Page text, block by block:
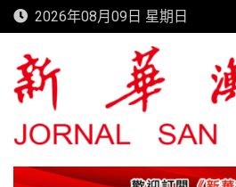
Skip
to
content
2026年08月09日 星期日
新華澳報